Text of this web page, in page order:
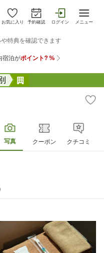
お気に入り 予約確認 ログイン メニュー
写真 クーポン クチコミ